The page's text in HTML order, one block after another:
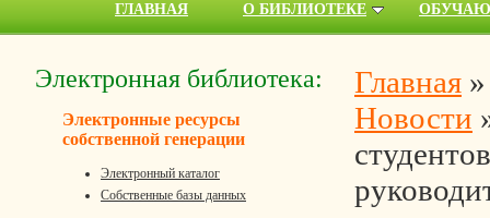
ГЛАВНАЯ О БИБЛИОТЕКЕ
Электронная библиотека:
Электронные ресурсы
собственной генерации
Электронный каталог
Собственные базы данных
Главная
Новости